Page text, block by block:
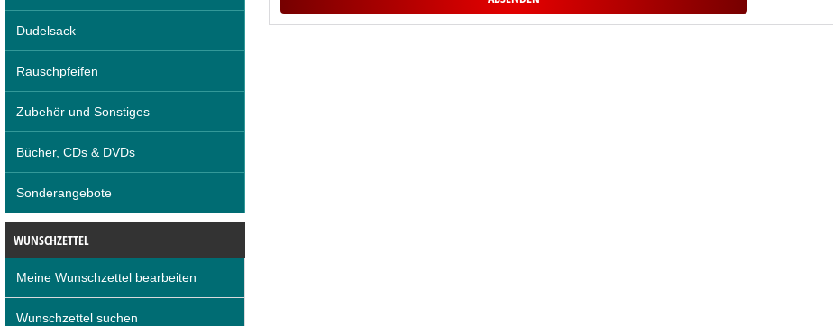
Dudelsack
Rauschpfeifen
Zubehör und Sonstiges
Bücher, CDs & DVDs
Sonderangebote
WUNSCHZETTEL
Meine Wunschzettel bearbeiten
Wunschzettel suchen